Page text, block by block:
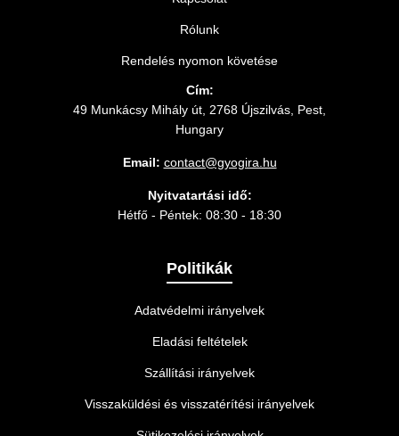
Rólunk
Rendelés nyomon követése
Cím:
49 Munkácsy Mihály út, 2768 Újszilvás, Pest,
Hungary
Email: contact@gyogira.hu
Nyitvatartási idő:
Hétfő - Péntek: 08:30 - 18:30
Politikák
Adatvédelmi irányelvek
Eladási feltételek
Szállítási irányelvek
Visszaküldési és visszatérítési irányelvek